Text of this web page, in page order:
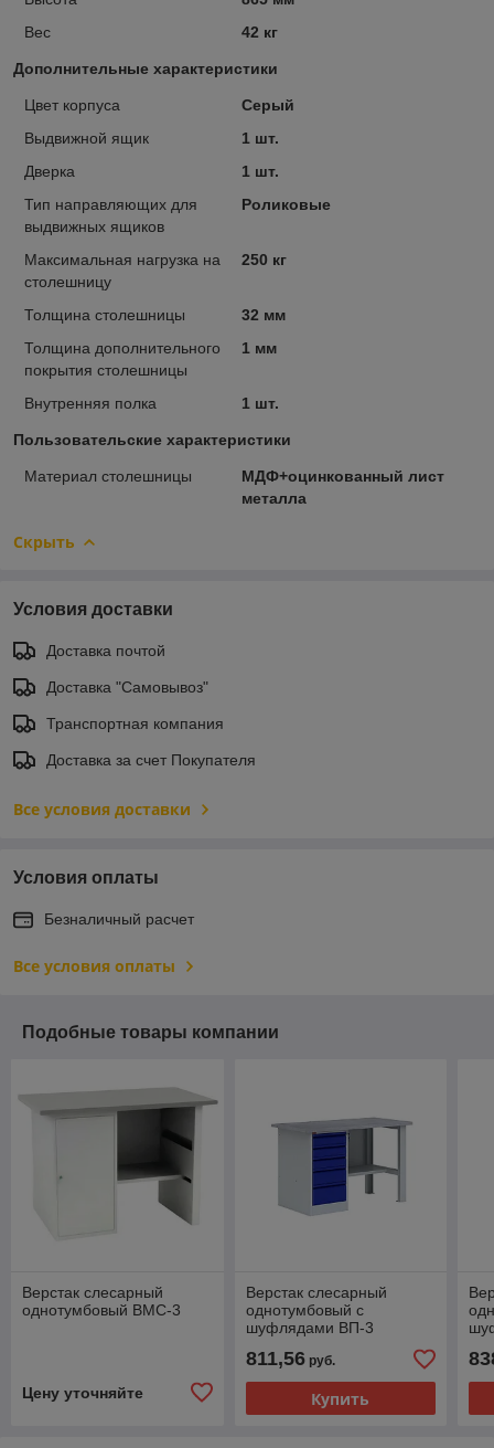
Вес
42 кг
Дополнительные характеристики
Цвет корпуса
Серый
Выдвижной ящик
1 шт.
Дверка
1 шт.
Тип направляющих для
выдвижных ящиков
Роликовые
Максимальная нагрузка на
столешницу
250 кг
Толщина столешницы
32 мм
Толщина дополнительного
покрытия столешницы
1 мм
Внутренняя полка 1 шт.
Пользовательские характеристики
Материал столешницы
МДФ+оцинкованный лист
металла
Скрыть
Условия доставки
Доставка почтой
Доставка "Самовывоз"
Транспортная компания
Доставка за счет Покупателя
Все условия доставки
Условия оплаты
Безналичный расчет
Все условия оплаты
Подобные товары компании
Верстак слесарный
однотумбовый ВМС-3
Цену уточняйте
Верстак слесарный
однотумбовый с
шуфлядами ВП-3
811,56руб.
Купить